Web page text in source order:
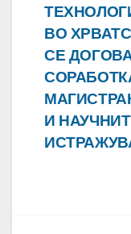
ВО
СЕ
И